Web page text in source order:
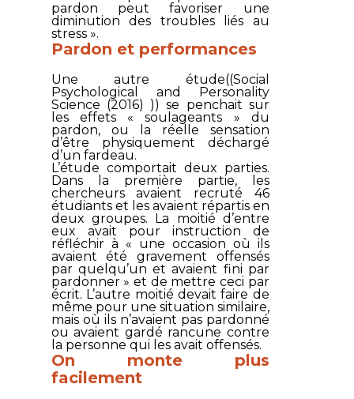
pardon peut favoriser une
diminution des troubles liés au
stress ».
Pardon et performances
Une autre étude((Social
Psychological and Personality
Science (2016) )) se penchait sur
les effets « soulageants » du
pardon, ou la réelle sensation
d’être physiquement déchargé
d’un fardeau.
L’étude comportait deux parties.
Dans la première partie, les
chercheurs avaient recruté 46
étudiants et les avaient répartis en
deux groupes. La moitié d’entre
eux avait pour instruction de
réfléchir à « une occasion où ils
avaient été gravement offensés
par quelqu’un et avaient fini par
pardonner » et de mettre ceci par
écrit. L’autre moitié devait faire de
même pour une situation similaire,
mais où ils n’avaient pas pardonné
ou avaient gardé rancune contre
la personne qui les avait offensés.
On monte plus
facilement